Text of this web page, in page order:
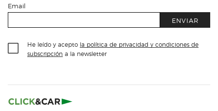
Email
ENVIAR
He leído y acepto la política de privacidad y condiciones de
subscripción a la newsletter